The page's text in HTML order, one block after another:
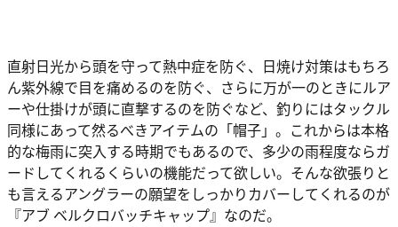
直射日光から頭を守って熱中症を防ぐ、日焼け対策はもちろ
ん紫外線で目を痛めるのを防ぐ、さらに万が一のときにルア
ーや仕掛けが頭に直撃するのを防ぐなど、釣りにはタックル
同様にあって然るべきアイテムの「帽子」。これからは本格
的な梅雨に突入する時期でもあるので、多少の雨程度ならガ
ードしてくれるくらいの機能だって欲しい。そんな欲張りと
も言えるアングラーの願望をしっかりカバーしてくれるのが
『アブ ベルクロバッチキャップ』なのだ。